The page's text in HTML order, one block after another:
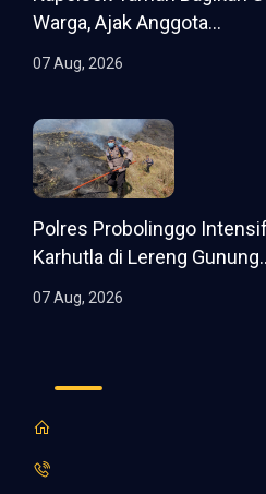
Warga, Ajak Anggota...
07 Aug, 2026
Polres Probolinggo
Karhutla di Lereng
07 Aug, 2026